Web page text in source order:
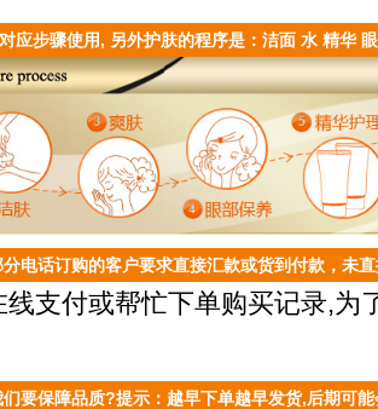
应步骤使用, 另外护肤的程序是：洁面 水 精华
电话订购的客户要求直接汇款或货到付款，未
支付或帮忙下单购买记录,为
要保障品质?提示：越早下单越早发货,后期可